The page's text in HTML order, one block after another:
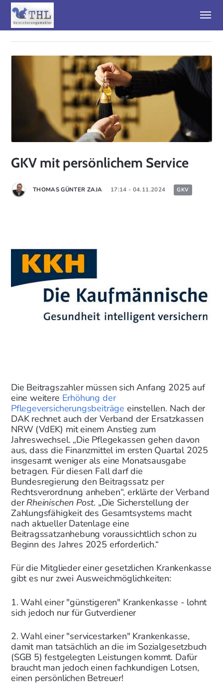
GKV mit persönlichem Service
THOMAS GÜNTER ZAJA 17:14 - 04.11.2024 GKV
Die Beitragszahler müssen sich Anfang 2025 auf
eine weitere Erhöhung der
Pflegeversicherungsbeiträge einstellen. Nach der
DAK rechnet auch der Verband der Ersatzkassen
NRW (VdEK) mit einem Anstieg zum
Jahreswechsel. „Die Pflegekassen gehen davon
aus, dass die Finanzmittel im ersten Quartal 2025
insgesamt weniger als eine Monatsausgabe
betragen. Für diesen Fall darf die
Bundesregierung den Beitragssatz per
Rechtsverordnung anheben“, erklärte der Verband
derRheinischen Post. „Die Sicherstellung der
Zahlungsfähigkeit des Gesamtsystems macht
nach aktueller Datenlage eine
Beitragssatzanhebung voraussichtlich schon zu
Beginn des Jahres 2025 erforderlich.“
Für die Mitglieder einer gesetzlichen Krankenkasse
gibt es nur zwei Ausweichmöglichkeiten:
1. Wahl einer "günstigeren" Krankenkasse - lohnt
sich jedoch nur für Gutverdiener
2. Wahl einer "servicestarken" Krankenkasse,
damit man tatsächlich an die im Sozialgesetzbuch
(SGB 5) festgelegten Leistungen kommt. Dafür
braucht man jedoch einen fachkundigen Lotsen,
einen persönlichen Betreuer!